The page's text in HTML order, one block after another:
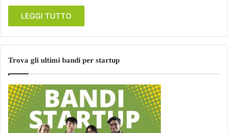
LEGGI TUTTO
Trova gli ultimi bandi per startup